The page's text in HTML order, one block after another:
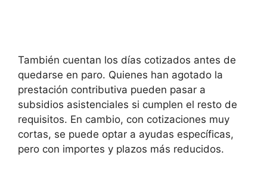
También cuentan los días cotizados antes de
quedarse en paro. Quienes han agotado la
prestación contributiva pueden pasar a
subsidios asistenciales si cumplen el resto de
requisitos. En cambio, con cotizaciones muy
cortas, se puede optar a ayudas específicas,
pero con importes y plazos más reducidos.